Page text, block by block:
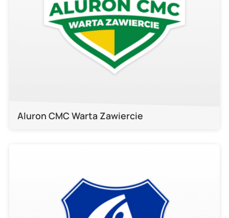
Aluron CMC Warta Zawiercie